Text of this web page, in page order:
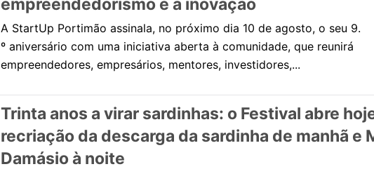
empreendedorismo e a inovação
A StartUp Portimão assinala, no próximo dia 10 de agosto, o seu 9.
º aniversário com uma iniciativa aberta à comunidade, que reunirá
empreendedores, empresários, mentores, investidores,...
Trinta anos a virar sardinhas: o Festival abre
recriação da descarga da sardinha de manhã e
Damásio à noite